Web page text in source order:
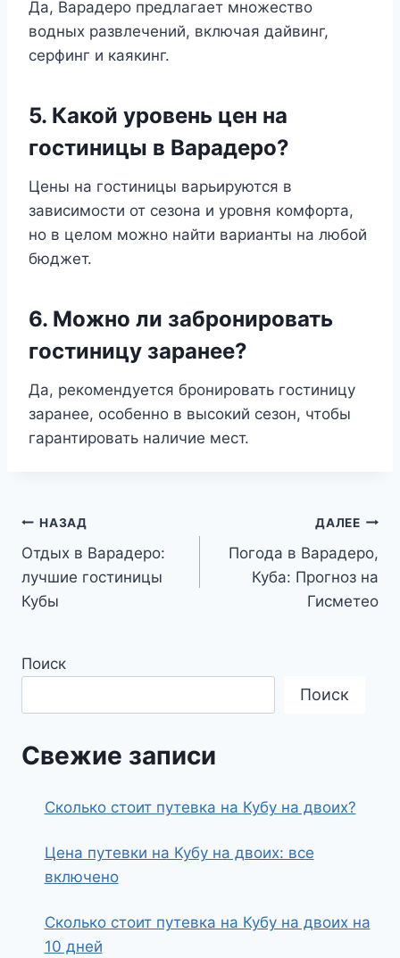
Да, Варадеро предлагает множество
водных развлечений, включая дайвинг,
серфинг и каякинг.
5. Какой уровень цен на
гостиницы в Варадеро?
Цены на гостиницы варьируются в
зависимости от сезона и уровня комфорта,
но в целом можно найти варианты на любой
бюджет.
6. Можно ли забронировать
гостиницу заранее?
Да, рекомендуется бронировать гостиницу
заранее, особенно в высокий сезон, чтобы
гарантировать наличие мест.
Навигация
по
записям
НАЗАД
Отдых в Варадеро:
лучшие гостиницы
Кубы
ДАЛЕЕ
Погода в Варадеро,
Куба: Прогноз на
Гисметео
Поиск
Поиск
Свежие записи
Сколько стоит путевка на Кубу на двоих?
Цена путевки на Кубу на двоих: все
включено
Сколько стоит путевка на Кубу на двоих на
10 дней